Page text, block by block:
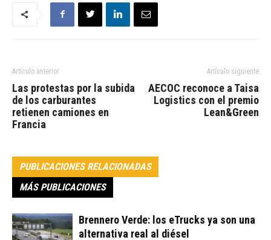
Artículo anterior
Las protestas por la subida
de los carburantes
retienen camiones en
Francia
Artículo siguiente
AECOC reconoce a Taisa
Logistics con el premio
Lean&Green
PUBLICACIONES RELACIONADAS
MÁS PUBLICACIONES
Brennero Verde: los eTrucks ya son una
alternativa real al diésel